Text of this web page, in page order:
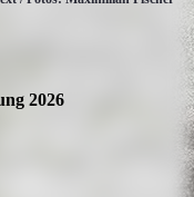
2026